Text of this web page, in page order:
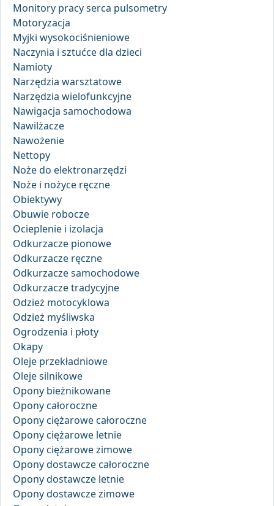
Monitory pracy serca pulsometry
Motoryzacja
Myjki wysokociśnieniowe
Naczynia i sztućce dla dzieci
Namioty
Narzędzia warsztatowe
Narzędzia wielofunkcyjne
Nawigacja samochodowa
Nawilżacze
Nawożenie
Nettopy
Noże do elektronarzędzi
Noże i nożyce ręczne
Obiektywy
Obuwie robocze
Ocieplenie i izolacja
Odkurzacze pionowe
Odkurzacze ręczne
Odkurzacze samochodowe
Odkurzacze tradycyjne
Odzież motocyklowa
Odzież myśliwska
Ogrodzenia i płoty
Okapy
Oleje przekładniowe
Oleje silnikowe
Opony bieżnikowane
Opony całoroczne
Opony ciężarowe całoroczne
Opony ciężarowe letnie
Opony ciężarowe zimowe
Opony dostawcze całoroczne
Opony dostawcze letnie
Opony dostawcze zimowe